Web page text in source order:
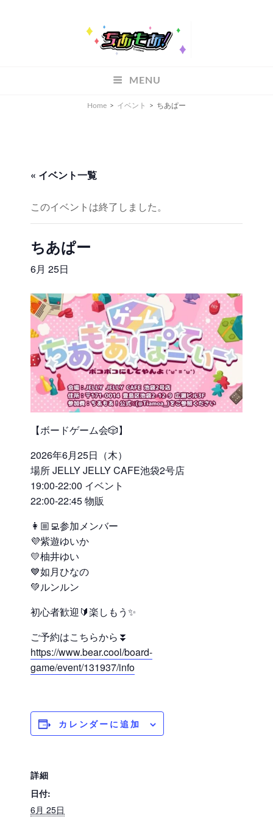
MENU
Home > イベント > ちあぱー
« イベント一覧
このイベントは終了しました。
ちあぱー
6月 25日
【ボードゲーム会🎲】
2026年6月25日（木）
場所 JELLY JELLY CAFE池袋2号店
19:00-22:00 イベント
22:00-22:45 物販
👩🏼‍💻参加メンバー
💜紫遊ゆいか
💛柚井ゆい
💙如月ひなの
💚ルンルン
初心者歓迎🔰楽しもう✨
ご予約はこちらから⏬
https://www.bear.cool/board-
game/event/131937/info
カレンダーに追加
詳細
日付:
6月 25日